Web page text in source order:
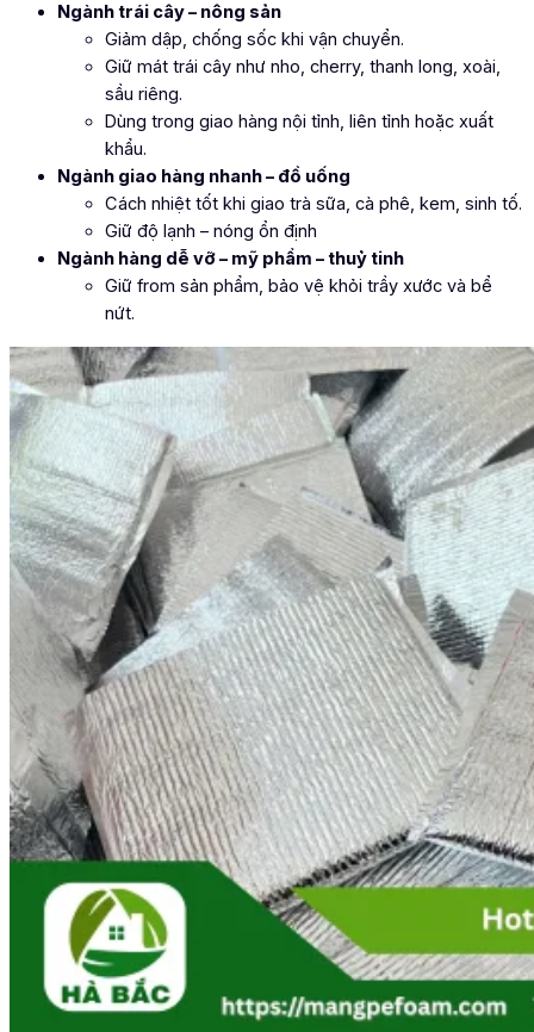
Ngành trái cây – nông sản
Giảm dập, chống sốc khi vận chuyển.
Giữ mát trái cây như nho, cherry, thanh long, xoài,
sầu riêng.
Dùng trong giao hàng nội tỉnh, liên tỉnh hoặc xuất
khẩu.
Ngành giao hàng nhanh – đồ uống
Cách nhiệt tốt khi giao trà sữa, cà phê, kem, sinh tố.
Giữ độ lạnh – nóng ổn định
Ngành hàng dễ vỡ – mỹ phẩm – thuỷ tinh
Giữ from sản phẩm, bảo vệ khỏi trầy xước và bể
nứt.